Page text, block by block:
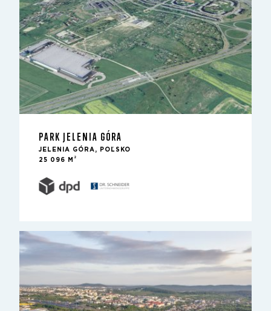
PARK JELENIA GÓRA
JELENIA GÓRA, POĽSKO
25 096 M
2